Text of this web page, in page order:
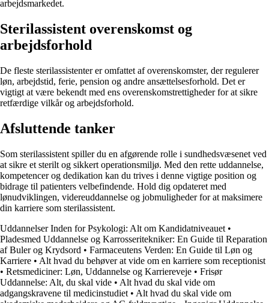
arbejdsmarkedet.
Sterilassistent overenskomst og
arbejdsforhold
De fleste sterilassistenter er omfattet af overenskomster, der regulerer
løn, arbejdstid, ferie, pension og andre ansættelsesforhold. Det er
vigtigt at være bekendt med ens overenskomstrettigheder for at sikre
retfærdige vilkår og arbejdsforhold.
Afsluttende tanker
Som sterilassistent spiller du en afgørende rolle i sundhedsvæsenet ved
at sikre et sterilt og sikkert operationsmiljø. Med den rette uddannelse,
kompetencer og dedikation kan du trives i denne vigtige position og
bidrage til patienters velbefindende. Hold dig opdateret med
lønudviklingen, videreuddannelse og jobmuligheder for at maksimere
din karriere som sterilassistent.
Uddannelser Inden for Psykologi: Alt om Kandidatniveauet •
Pladesmed Uddannelse og Karrosseritekniker: En Guide til Reparation
af Buler og Krydsord • Farmaceutens Verden: En Guide til Løn og
Karriere • Alt hvad du behøver at vide om en karriere som receptionist
• Retsmediciner: Løn, Uddannelse og Karriereveje • Frisør
Uddannelse: Alt, du skal vide • Alt hvad du skal vide om
adgangskravene til medicinstudiet • Alt hvad du skal vide om